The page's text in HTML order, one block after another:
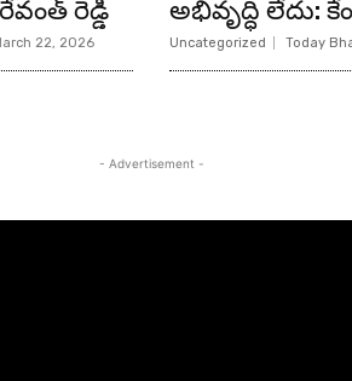
రెడ్డి
22, 2026
అభివృద్ధి లేదు:
Uncategorized Today
- Advertisement -